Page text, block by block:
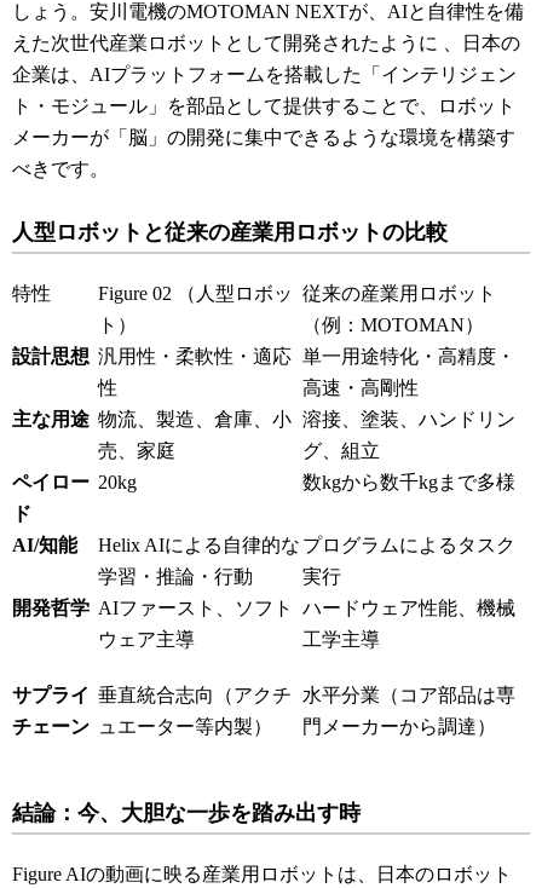
しょう。安川電機のMOTOMAN NEXTが、AIと自律性を備
えた次世代産業ロボットとして開発されたように 、日本の
企業は、AIプラットフォームを搭載した「インテリジェン
ト・モジュール」を部品として提供することで、ロボット
メーカーが「脳」の開発に集中できるような環境を構築す
べきです。
人型ロボットと従来の産業用ロボットの比較
特性
Figure 02 （人型ロボッ
ト）
従来の産業用ロボット
（例：MOTOMAN）
設計思想 汎用性・柔軟性・適応
性
単一用途特化・高精度・
高速・高剛性
主な用途 物流、製造、倉庫、小
売、家庭
溶接、塗装、ハンドリン
グ、組立
ペイロー
ド
20kg 数kgから数千kgまで多様
AI/知能
Helix AIによる自律的な
学習・推論・行動
プログラムによるタスク
実行
開発哲学 AIファースト、ソフト
ウェア主導
ハードウェア性能、機械
工学主導
サプライ
チェーン
垂直統合志向（アクチ
ュエーター等内製）
水平分業（コア部品は専
門メーカーから調達）
結論：今、大胆な一歩を踏み出す時
Figure AIの動画に映る産業用ロボットは、日本のロボット